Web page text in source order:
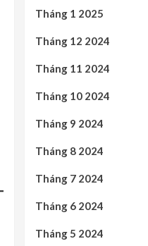
Tháng 1 2025
Tháng 12 2024
Tháng 11 2024
Tháng 10 2024
Tháng 9 2024
Tháng 8 2024
Tháng 7 2024
Tháng 6 2024
Tháng 5 2024